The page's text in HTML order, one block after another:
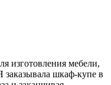
изготовления мебели,
шкаф-купе в